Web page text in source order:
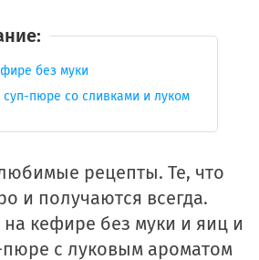
без муки
пюре со сливками и луком
рецепты. Те, что
и получаются всегда.
кефире без муки и яиц и
с луковым ароматом